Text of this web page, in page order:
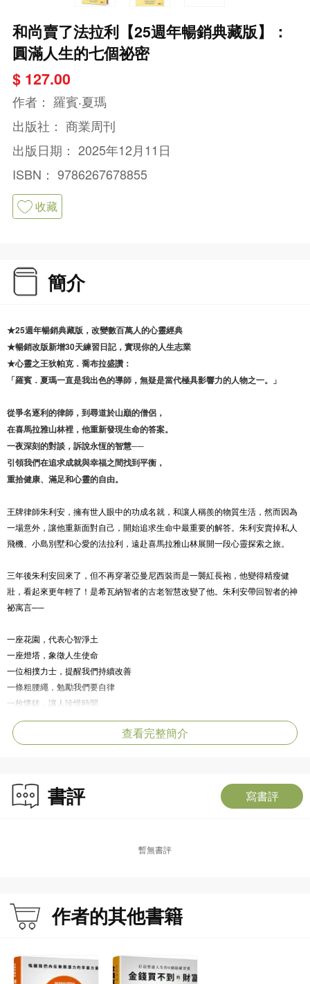
和尚賣了法拉利【25週年暢銷典藏版】：
圓滿人生的七個祕密
$ 127.00
作者： 羅賓‧夏瑪
出版社： 商業周刊
出版日期： 2025年12月11日
ISBN： 9786267678855
收藏
簡介
★25週年暢銷典藏版，改變數百萬人的心靈經典
★暢銷改版新增30天練習日記，實現你的人生志業
★心靈之王狄帕克．喬布拉盛讚：
「羅賓．夏瑪一直是我出色的導師，無疑是當代極具影響力的人物之一。」
從爭名逐利的律師，到尋道於山巔的僧侶，
在喜馬拉雅山林裡，他重新發現生命的答案。
一夜深刻的對談，訴說永恆的智慧──
引領我們在追求成就與幸福之間找到平衡，
重拾健康、滿足和心靈的自由。
王牌律師朱利安，擁有世人眼中的功成名就，和讓人稱羨的物質生活，然而因為
一場意外，讓他重新面對自己，開始追求生命中最重要的解答。朱利安賣掉私人
飛機、小島別墅和心愛的法拉利，遠赴喜馬拉雅山林展開一段心靈探索之旅。
三年後朱利安回來了，但不再穿著亞曼尼西裝而是一襲紅長袍，他變得精瘦健
壯，看起來更年輕了！是希瓦納智者的古老智慧改變了他。朱利安帶回智者的神
祕寓言──
一座花園，代表心智淨土
一座燈塔，象徵人生使命
一位相撲力士，提醒我們持續改善
一條粗腰繩，勉勵我們要自律
一枚懷錶，讓人珍惜時間
一朵玫瑰，表示無私的愛與奉獻
一道鑽石小徑，指引我們感恩當下
放下過度的欲望，停下疲憊的追趕，擁抱單純，尋回久違的平靜與喜悅。最終我
們都將讓靈魂自由，反而能活出圓滿的人生。
1. 以寓言傳遞人生哲理，人人都能讀懂
2. 融合東西方智慧，找到工作與生活的平衡
將東方的禪修、瑜伽、冥想與西方追求卓越結合，是現代人高壓職場中的心靈解
3. 是可落實的人生法則，也是陪伴一生的心靈禮物
查看完整簡介
書評 寫書評
暫無書評
作者的其他書籍